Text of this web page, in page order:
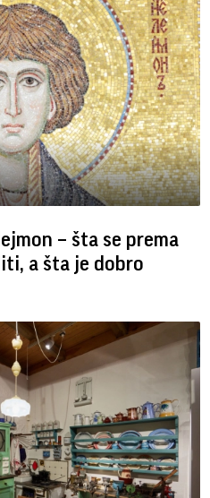
– šta se prema
a šta je dobro